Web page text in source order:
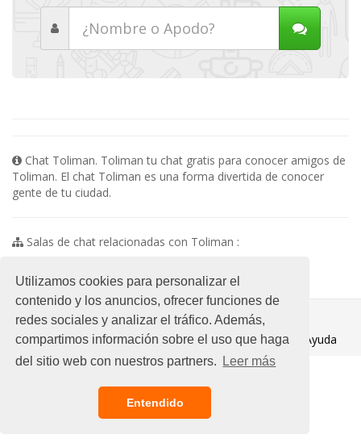
Utilizamos cookies para personalizar el
contenido y los anuncios, ofrecer funciones de
redes sociales y analizar el tráfico. Además,
compartimos información sobre el uso que haga
del sitio web con nuestros partners.
Leer más
Entendido
Chat Toliman. Toliman tu chat gratis para conocer amigos de
Toliman. El chat Toliman es una forma divertida de conocer
gente de tu ciudad.
Salas de chat relacionadas con Toliman :
© 2021 Chat Gratis
Aviso legal/ Ayuda